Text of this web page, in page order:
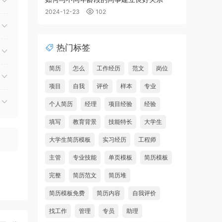
2024-12-23 102
热门标签
简历 怎么 工作经历 范文 岗位
项目 自我 评价 样本 专业
个人简历 经理 项目经验 经验
填写 教育背景 技能特长 大学生
大学生简历模板 实习经历 工程师
主管 专业技能 单页模板 简历模板
完整 简历范文 简历堆
简历模板免费 简历内容 自我评价
找工作 管理 专员 助理